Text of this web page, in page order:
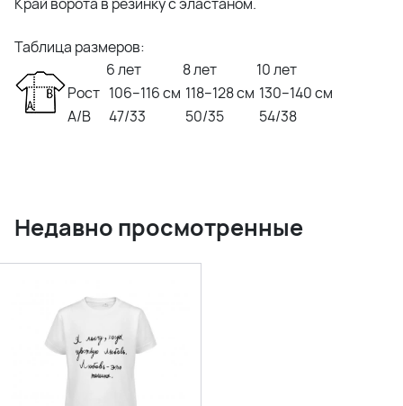
Край ворота в резинку с эластаном.
Таблица размеров:
6 лет
8 лет
10 лет
Рост 106–116 см 118–128 см 130–140 см
A/B
47/33 50/35 54/38
Недавно просмотренные